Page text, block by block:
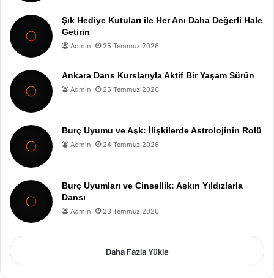
Şık Hediye Kutuları ile Her Anı Daha Değerli Hale
Getirin
Admin 25 Temmuz 2026
Ankara Dans Kurslarıyla Aktif Bir Yaşam Sürün
Admin 25 Temmuz 2026
Burç Uyumu ve Aşk: İlişkilerde Astrolojinin Rolü
Admin 24 Temmuz 2026
Burç Uyumları ve Cinsellik: Aşkın Yıldızlarla
Dansı
Admin 23 Temmuz 2026
Daha Fazla Yükle